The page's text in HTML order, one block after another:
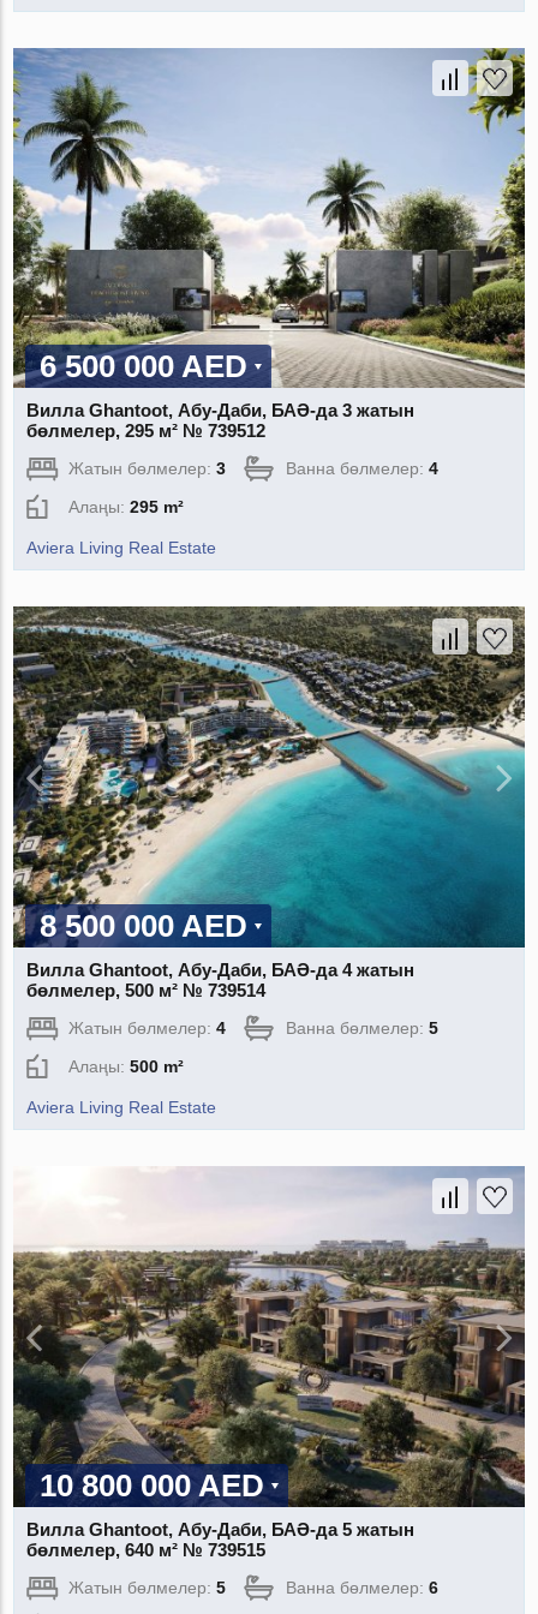
6 500 000 AED
Вилла Ghantoot, Абу-Даби, БАӘ-да 3 жатын
бөлмелер, 295 м² № 739512
Жатын бөлмелер:3 Ванна бөлмелер:4
Алаңы:295 m²
Aviera Living Real Estate
8 500 000 AED
Вилла Ghantoot, Абу-Даби, БАӘ-да 4 жатын
бөлмелер, 500 м² № 739514
Жатын бөлмелер:4 Ванна бөлмелер:5
Алаңы:500 m²
Aviera Living Real Estate
10 800 000 AED
Вилла Ghantoot, Абу-Даби, БАӘ-да 5 жатын
бөлмелер, 640 м² № 739515
Жатын бөлмелер:5 Ванна бөлмелер:6